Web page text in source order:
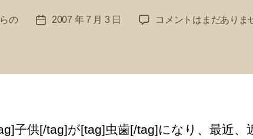
の
投
2007 年 7 月 3 日
３
供
に
コメントはまだありま
子供[/tag]が[tag]虫歯[/tag]になり、最近、